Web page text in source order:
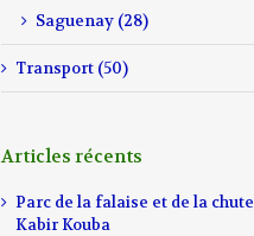
Saguenay (28)
Transport (50)
Articles récents
Parc de la falaise et de la chute
Kabir Kouba